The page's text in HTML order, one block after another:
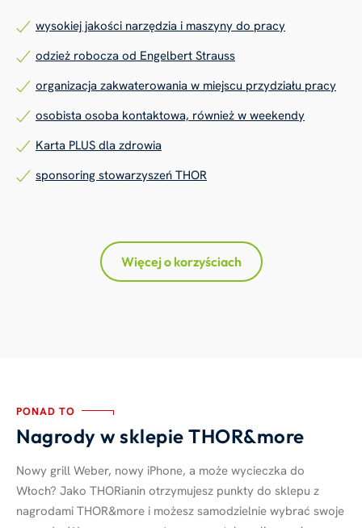
wysokiej jakości narzędzia i maszyny do pracy
odzież robocza od Engelbert Strauss
organizacja zakwaterowania w miejscu przydziału pracy
osobista osoba kontaktowa, również w weekendy
Karta PLUS dla zdrowia
sponsoring stowarzyszeń THOR
Więcej o korzyściach
PONAD TO
Nagrody w sklepie THOR&more
Nowy grill Weber, nowy iPhone, a może wycieczka do
Włoch? Jako THORianin otrzymujesz punkty do sklepu z
nagrodami THOR&more i możesz samodzielnie wybrać swoje